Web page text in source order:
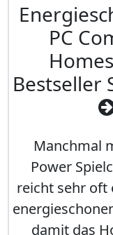
PC
Bestseller
Manchmal
Power
reicht sehr oft
damit das